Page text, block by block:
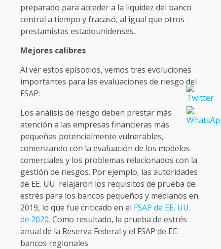
preparado para acceder a la liquidez del banco
central a tiempo y fracasó, al igual que otros
prestamistas estadounidenses.
Mejores calibres
Al ver estos episodios, vemos tres evoluciones
importantes para las evaluaciones de riesgo del
FSAP:
Los análisis de riesgo deben prestar más
atención a las empresas financieras más
pequeñas potencialmente vulnerables,
comenzando con la evaluación de los modelos
comerciales y los problemas relacionados con la
gestión de riesgos. Por ejemplo, las autoridades
de EE. UU. relajaron los requisitos de prueba de
estrés para los bancos pequeños y medianos en
2019, lo que fue criticado en el FSAP de EE. UU.
de 2020. Como resultado, la prueba de estrés
anual de la Reserva Federal y el FSAP de EE.
bancos regionales.